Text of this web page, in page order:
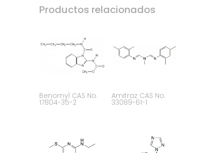
Productos relacionados
Benomyl CAS No.
17804-35-2
Amitraz CAS No.
33089-61-1